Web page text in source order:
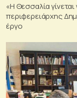
«Η Θεσσαλία
περιφερειάρχης
έργο